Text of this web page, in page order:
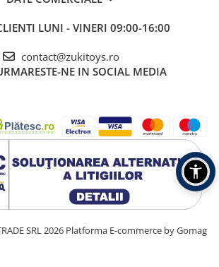
LUNI - VINERI 09:00-16:00
contact@zukitoys.ro
NE IN SOCIAL MEDIA
SRL 2026 Platforma E-commerce by Gomag